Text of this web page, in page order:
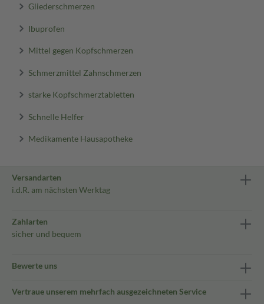
Gliederschmerzen
Ibuprofen
Mittel gegen Kopfschmerzen
Schmerzmittel Zahnschmerzen
starke Kopfschmerztabletten
Schnelle Helfer
Medikamente Hausapotheke
Versandarten
i.d.R. am nächsten Werktag
Zahlarten
sicher und bequem
Bewerte uns
Vertraue unserem mehrfach ausgezeichneten Service